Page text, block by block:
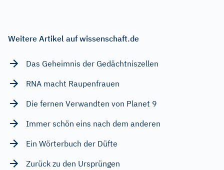
Weitere Artikel auf wissenschaft.de
Das Geheimnis der Gedächtniszellen
RNA macht Raupenfrauen
Die fernen Verwandten von Planet 9
Immer schön eins nach dem anderen
Ein Wörterbuch der Düfte
Zurück zu den Ursprüngen